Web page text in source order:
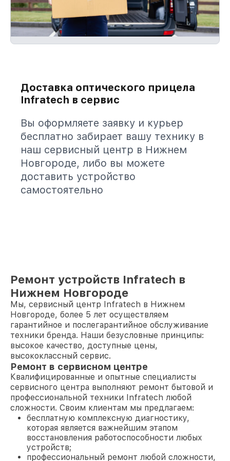
Доставка оптического прицела
Infratech в сервис
Вы оформляете заявку и курьер
бесплатно забирает вашу технику в
наш сервисный центр в Нижнем
Новгороде, либо вы можете
доставить устройство
самостоятельно
Ремонт устройств Infratech в
Нижнем Новгороде
Мы, сервисный центр Infratech в Нижнем
Новгороде, более 5 лет осуществляем
гарантийное и послегарантийное обслуживание
техники бренда. Наши безусловные принципы:
высокое качество, доступные цены,
высококлассный сервис.
Ремонт в сервисном центре
Квалифицированные и опытные специалисты
сервисного центра выполняют ремонт бытовой и
профессиональной техники Infratech любой
сложности. Своим клиентам мы предлагаем:
бесплатную комплексную диагностику,
которая является важнейшим этапом
восстановления работоспособности любых
устройств;
профессиональный ремонт любой сложности,